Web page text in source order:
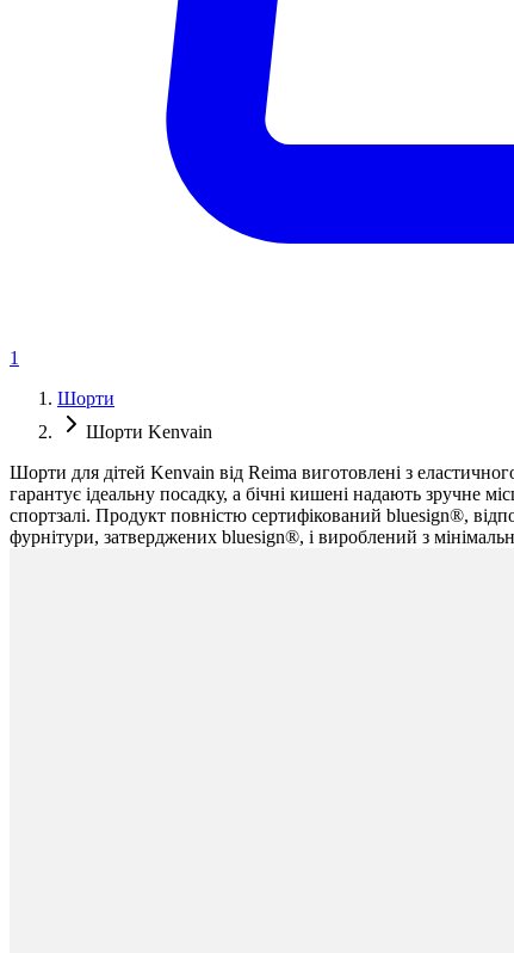
1
Шорти
Шорти Kenvain
Шорти для дітей Kenvain від Reima виготовлені з
гарантує ідеальну посадку, а бічні кишені надають зручне
спортзалі. Продукт повністю сертифікований bluesign®,
фурнітури, затверджених bluesign®, і вироблений з